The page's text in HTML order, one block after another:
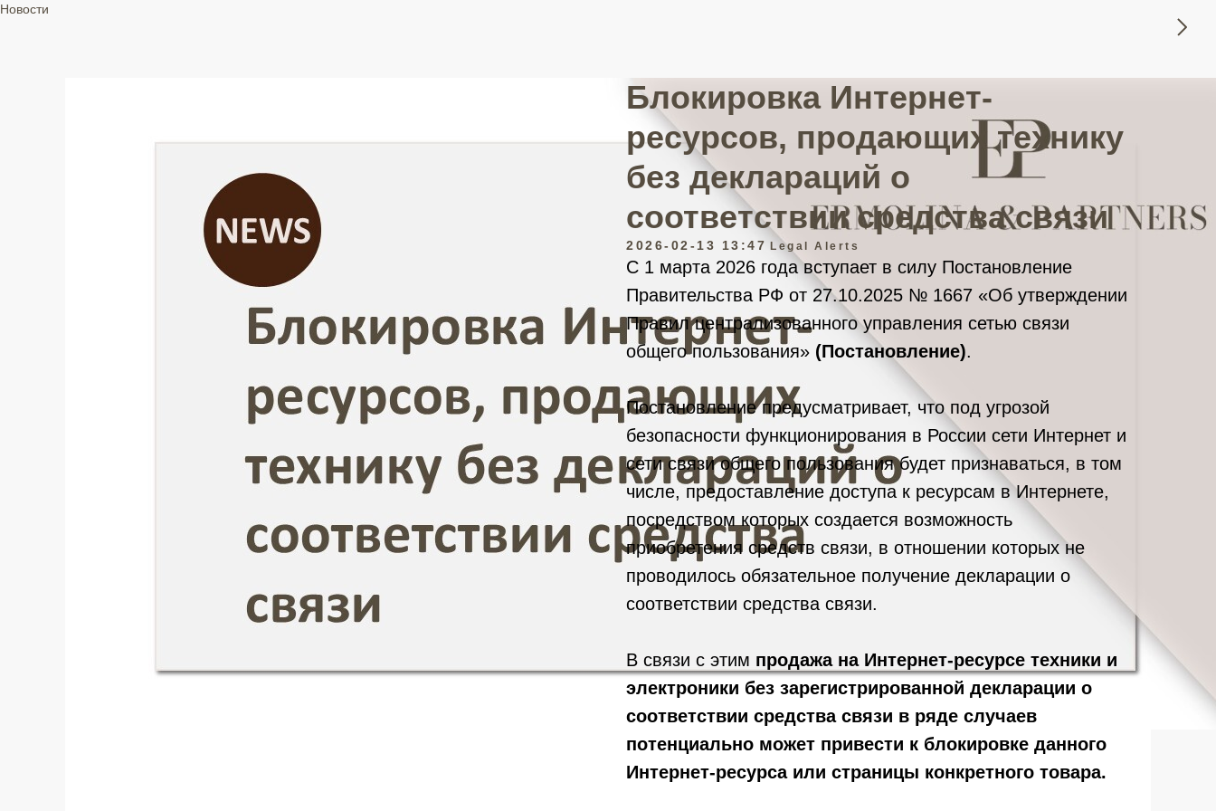
Новости
Блокировка Интернет-
ресурсов, продающих технику
без деклараций о
соответствии средства связи
2026-02-13 13:47 Legal Alerts
С 1 марта 2026 года вступает в силу Постановление
Правительства РФ от 27.10.2025 № 1667 «Об утверждении
Правил централизованного управления сетью связи
общего пользования» (Постановление).
Постановление предусматривает, что под угрозой
безопасности функционирования в России сети Интернет и
сети связи общего пользования будет признаваться, в том
числе, предоставление доступа к ресурсам в Интернете,
посредством которых создается возможность
приобретения средств связи, в отношении которых не
проводилось обязательное получение декларации о
соответствии средства связи.
В связи с этим продажа на Интернет-ресурсе техники и
электроники без зарегистрированной декларации о
соответствии средства связи в ряде случаев
потенциально может привести к блокировке данного
Интернет-ресурса или страницы конкретного товара.